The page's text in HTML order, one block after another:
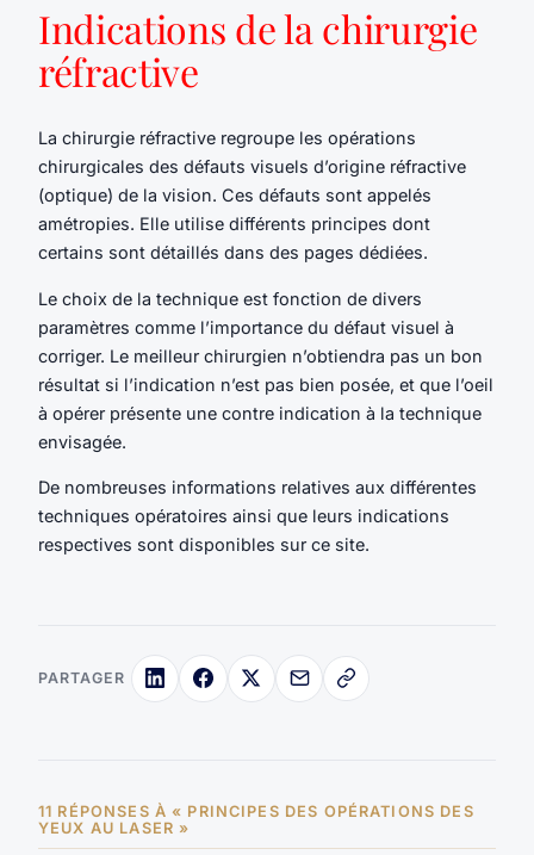
Indications de la chirurgie
réfractive
La chirurgie réfractive regroupe les opérations
chirurgicales des défauts visuels d’origine réfractive
(optique) de la vision. Ces défauts sont appelés
amétropies. Elle utilise différents principes dont
certains sont détaillés dans des pages dédiées.
Le choix de la technique est fonction de divers
paramètres comme l’importance du défaut visuel à
corriger. Le meilleur chirurgien n’obtiendra pas un bon
résultat si l’indication n’est pas bien posée, et que l’oeil
à opérer présente une contre indication à la technique
envisagée.
De nombreuses informations relatives aux différentes
techniques opératoires ainsi que leurs indications
respectives sont disponibles sur ce site.
PARTAGER
11 RÉPONSES À « PRINCIPES DES OPÉRATIONS DES
YEUX AU LASER »